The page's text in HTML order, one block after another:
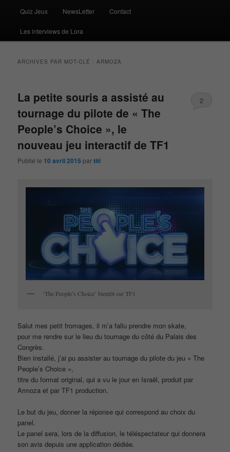
Quiz Jeux NewsLetter Contact
Les interviews de Lora
ARCHIVES PAR MOT-CLÉ :ARMOZA
La petite souris a assisté au
tournage du pilote de « The
People’s Choice », le
nouveau jeu interactif de TF1
Publié le 10 avril 2015 partiti
2
‘The People’s Choice’ bientôt sur TF1
Salut mes petit fromages, il m’a fallu prendre mon skate,
pour me rendre sur le lieu du tournage du côté du Palais des
Congrès.
Bien installé, j’ai pu assister au tournage du pilote du jeu « The
People’s Choice »,
titre du format original, qui a vu le jour en Israël, produit par
Armoza et par TF1 production.
Le but du jeu, donner la réponse qui correspond au choix du
panel.
Le panel sera, lors de la diffusion, le téléspectateur qui donnera
son avis depuis une application dédiée.